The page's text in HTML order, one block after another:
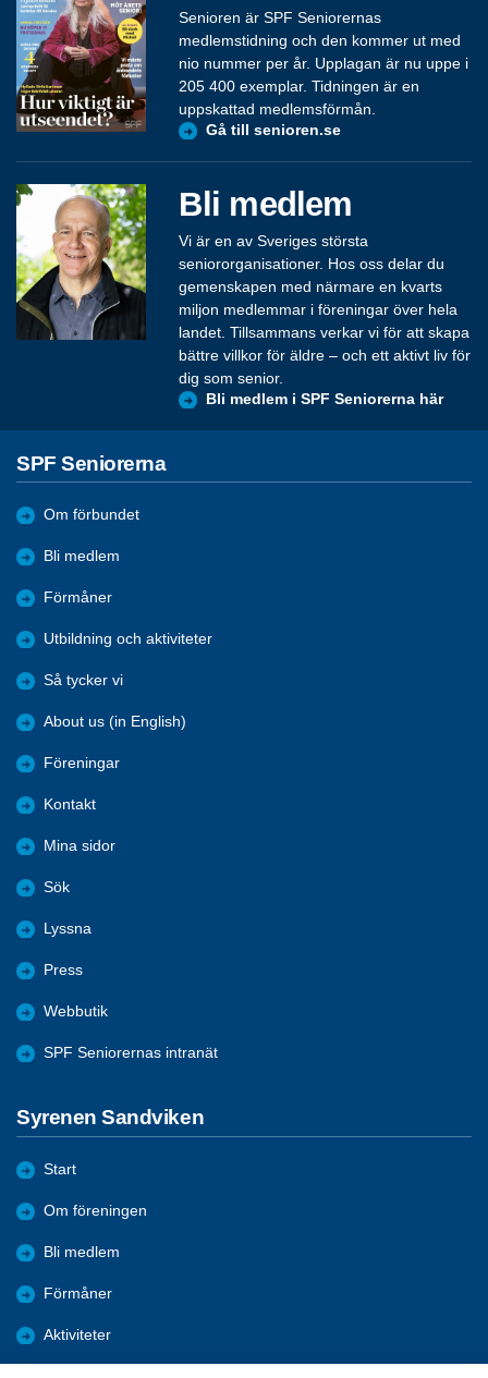
Senioren är SPF Seniorernas
medlemstidning och den kommer ut med
nio nummer per år. Upplagan är nu uppe i
205 400 exemplar. Tidningen är en
uppskattad medlemsförmån.
Gå till senioren.se
Bli medlem
Vi är en av Sveriges största
seniororganisationer. Hos oss delar du
gemenskapen med närmare en kvarts
miljon medlemmar i föreningar över hela
landet. Tillsammans verkar vi för att skapa
bättre villkor för äldre – och ett aktivt liv för
dig som senior.
Bli medlem i SPF Seniorerna här
SPF Seniorerna
Om förbundet
Bli medlem
Förmåner
Utbildning och aktiviteter
Så tycker vi
About us (in English)
Föreningar
Kontakt
Mina sidor
Sök
Lyssna
Press
Webbutik
SPF Seniorernas intranät
Syrenen Sandviken
Start
Om föreningen
Bli medlem
Förmåner
Aktiviteter